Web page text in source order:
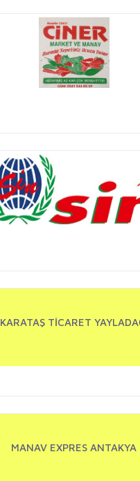
KARATAŞ TİCARET
MANAV EXPRES ANTAKYA